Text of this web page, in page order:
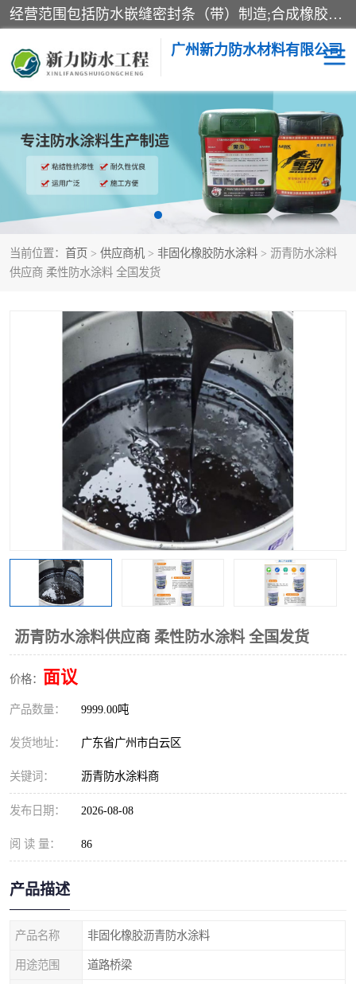
经营范围包括防水嵌缝密封条（带）制造;合成橡胶制造（监控化学品、危险化学品除外）;沥青混合物制造;防水胶粘带制造;其他合成材料制造（监控化学品、危险化学品除外）;涂料制造（监控化学品、危险化学品除外）;建筑结构防水补漏;防水建筑材料制造;粘合剂制造（监控化学品、危险化学品除外）;涂料零售;广州新力防水材料有限公司具有1处分支机构。
广州新力防水材料有限公司
当前位置： 首页 > 供应商机 > 非固化橡胶防水涂料 > 沥青防水涂料
供应商 柔性防水涂料 全国发货
沥青防水涂料供应商 柔性防水涂料 全国发货
价格： 面议
产品数量： 9999.00吨
发货地址： 广东省广州市白云区
关键词： 沥青防水涂料商
发布日期： 2026-08-08
阅 读 量： 86
产品描述
产品名称 非固化橡胶沥青防水涂料
用途范围 道路桥梁
黑豹防水胶 建筑108胶水
乳化沥青防水涂料 自粘卷材
非固化橡胶防水涂料